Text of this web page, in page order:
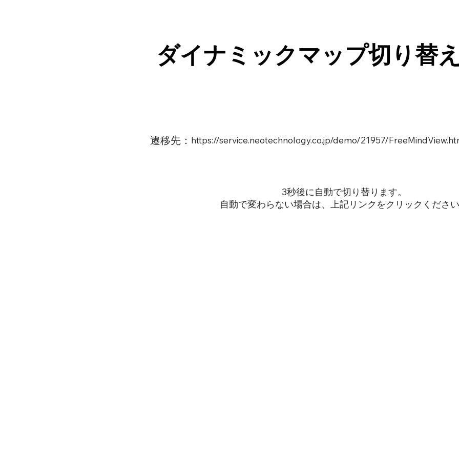
ダイナミックマップ切り替
遷移先： https://service.neotechnology.co.jp/demo/21957/
3秒後に自動で切り替ります。
自動で変わらない場合は、上記リンクをクリックください